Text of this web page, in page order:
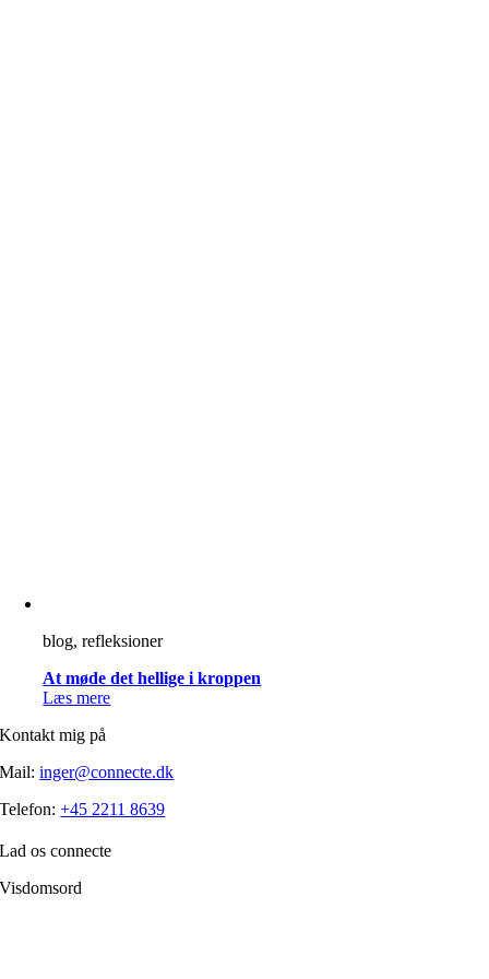
blog, refleksioner
At møde det hellige i kroppen
Læs mere
Kontakt mig på
Mail:inger@connecte.dk
Telefon:+45 2211 8639
Lad os connecte
Visdomsord